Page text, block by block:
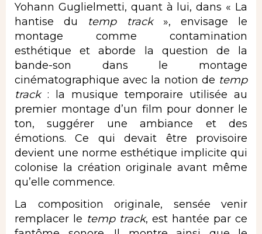
Yohann Guglielmetti, quant à lui, dans « La
hantise du temp track», envisage le
montage comme contamination
esthétique et aborde la question de la
bande-son dans le montage
cinématographique avec la notion de temp
track : la musique temporaire utilisée au
premier montage d’un film pour donner le
ton, suggérer une ambiance et des
émotions. Ce qui devait être provisoire
devient une norme esthétique implicite qui
colonise la création originale avant même
qu’elle commence.
La composition originale, sensée venir
remplacer le temp track, est hantée par ce